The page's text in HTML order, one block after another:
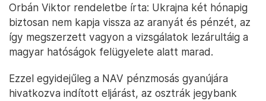
Orbán Viktor rendeletbe írta: Ukrajna két hónapig
biztosan nem kapja vissza az aranyát és pénzét, az
így megszerzett vagyon a vizsgálatok lezárultáig a
magyar hatóságok felügyelete alatt marad.
Ezzel egyidejűleg a NAV pénzmosás gyanújára
hivatkozva indított eljárást, az osztrák jegybank